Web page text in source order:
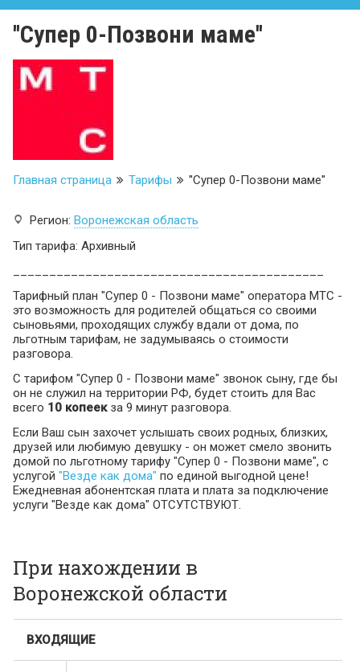
''Супер 0-Позвони маме''
Главная страница Тарифы ''Супер 0-Позвони маме''
Регион: Воронежская область
Тип тарифа: Архивный
Тарифный план "Супер 0 - Позвони маме" оператора МТС -
это возможность для родителей общаться со своими
сыновьями, проходящих службу вдали от дома, по
льготным тарифам, не задумываясь о стоимости
разговора.
С тарифом "Супер 0 - Позвони маме" звонок сыну, где бы
он не служил на территории РФ, будет стоить для Вас
всего 10 копеекза 9 минут разговора.
Если Ваш сын захочет услышать своих родных, близких,
друзей или любимую девушку - он может смело звонить
домой по льготному тарифу "Супер 0 - Позвони маме", с
услугой "Везде как дома" по единой выгодной цене!
Ежедневная абонентская плата и плата за подключение
услуги "Везде как дома" ОТСУТСТВУЮТ.
При нахождении в
Воронежской области
ВХОДЯЩИЕ